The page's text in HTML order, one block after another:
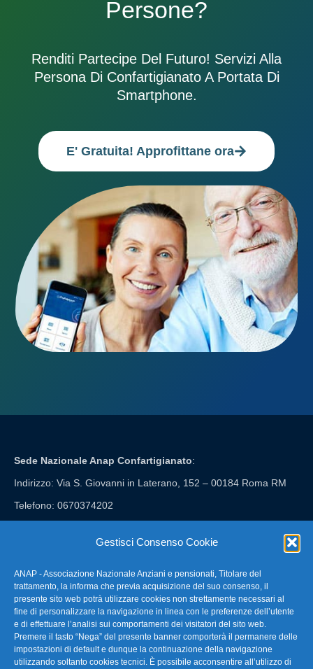
Gestisci Consenso Cookie
ANAP - Associazione Nazionale Anziani e pensionati, Titolare del
trattamento, la informa che previa acquisizione del suo consenso, il
presente sito web potrà utilizzare cookies non strettamente necessari al
fine di personalizzare la navigazione in linea con le preferenze dell’utente
e di effettuare l’analisi sui comportamenti dei visitatori del sito web.
Premere il tasto “Nega” del presente banner comporterà il permanere delle
impostazioni di default e dunque la continuazione della navigazione
utilizzando soltanto cookies tecnici. È possibile acconsentire all’utilizzo di
Persone?
Renditi Partecipe Del Futuro! Servizi Alla
Persona Di Confartigianato A Portata Di
Smartphone.
E' Gratuita! Approfittane ora
Sede Nazionale Anap Confartigianato:
Indirizzo: Via S. Giovanni in Laterano, 152 – 00184 Roma RM
Telefono: 0670374202
FAQ – Domande Frequenti
La nostra Newsletter
Link Utili